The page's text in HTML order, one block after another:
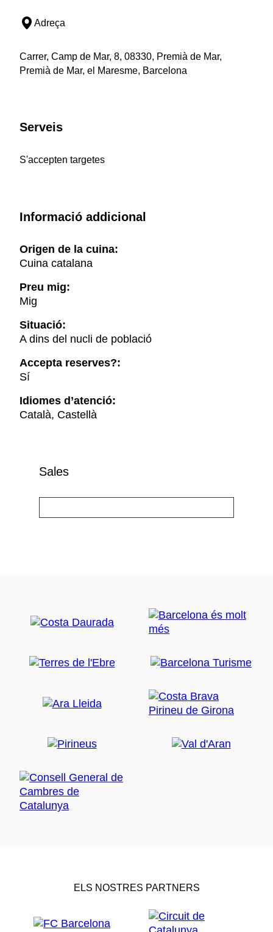
Adreça
Carrer, Camp de Mar, 8, 08330, Premià de Mar,
Premià de Mar, el Maresme, Barcelona
Serveis
S'accepten targetes
Informació addicional
Origen de la cuina:
Cuina catalana
Preu mig:
Mig
Situació:
A dins del nucli de població
Accepta reserves?:
Sí
Idiomes d’atenció:
Català, Castellà
Sales
ELS NOSTRES PARTNERS